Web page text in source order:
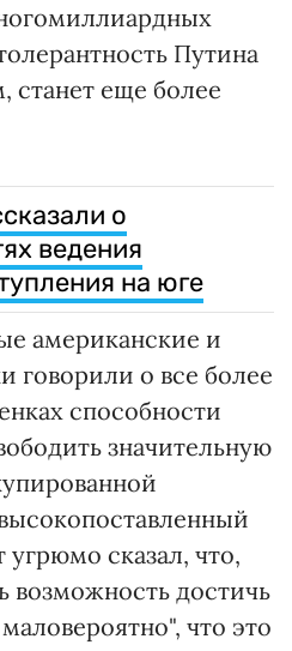
Путина
станет еще более
о
ведения
на юге
американские и
говорили о все более
способности
значительную
сказал, что,
возможность достичь
что это